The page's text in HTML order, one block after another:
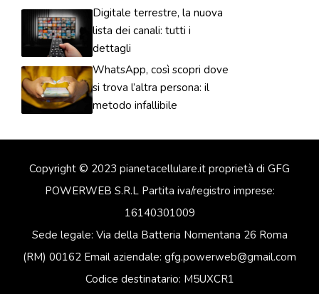
Digitale terrestre, la nuova
lista dei canali: tutti i
dettagli
WhatsApp, così scopri dove
si trova l’altra persona: il
metodo infallibile
Copyright © 2023 pianetacellulare.it proprietà di GFG
POWERWEB S.R.L Partita iva/registro imprese:
16140301009
Sede legale: Via della Batteria Nomentana 26 Roma
(RM) 00162 Email aziendale: gfg.powerweb@gmail.com
Codice destinatario: M5UXCR1